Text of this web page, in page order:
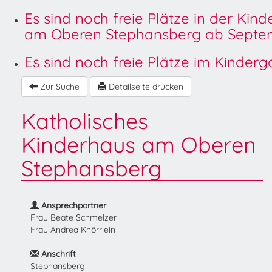
Es sind noch freie Plätze in der
am Oberen Stephansberg ab
Es sind noch freie Plätze im
Zur Suche Detailseite drucken
Katholisches
Kinderhaus am Oberen
Stephansberg
Ansprechpartner
Frau Beate Schmelzer
Frau Andrea Knörrlein
Anschrift
Stephansberg